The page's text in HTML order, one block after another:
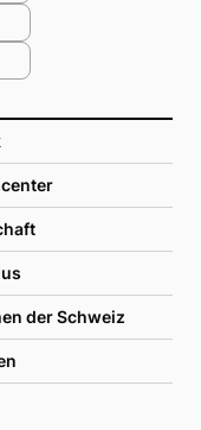
der Schweiz